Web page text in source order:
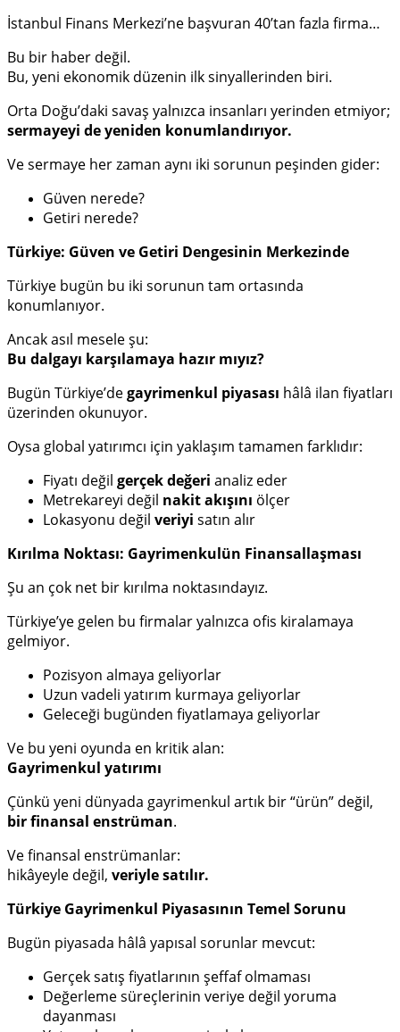
İstanbul Finans Merkezi’ne başvuran 40’tan fazla firma…
Bu bir haber değil.
Bu, yeni ekonomik düzenin ilk sinyallerinden biri.
Orta Doğu’daki savaş yalnızca insanları yerinden etmiyor;
sermayeyi de yeniden konumlandırıyor.
Ve sermaye her zaman aynı iki sorunun peşinden gider:
Güven nerede?
Getiri nerede?
Türkiye: Güven ve Getiri Dengesinin Merkezinde
Türkiye bugün bu iki sorunun tam ortasında
konumlanıyor.
Ancak asıl mesele şu:
Bu dalgayı karşılamaya hazır mıyız?
Bugün Türkiye’degayrimenkul piyasası hâlâ ilan fiyatları
üzerinden okunuyor.
Oysa global yatırımcı için yaklaşım tamamen farklıdır:
Fiyatı değil gerçek değeri analiz eder
Metrekareyi değil nakit akışını ölçer
Lokasyonu değil veriyi satın alır
Kırılma Noktası: Gayrimenkulün Finansallaşması
Şu an çok net bir kırılma noktasındayız.
Türkiye’ye gelen bu firmalar yalnızca ofis kiralamaya
gelmiyor.
Pozisyon almaya geliyorlar
Uzun vadeli yatırım kurmaya geliyorlar
Geleceği bugünden fiyatlamaya geliyorlar
Ve bu yeni oyunda en kritik alan:
Gayrimenkul yatırımı
Çünkü yeni dünyada gayrimenkul artık bir “ürün” değil,
bir finansal enstrüman.
Ve finansal enstrümanlar:
hikâyeyle değil, veriyle satılır.
Türkiye Gayrimenkul Piyasasının Temel Sorunu
Bugün piyasada hâlâ yapısal sorunlar mevcut:
Gerçek satış fiyatlarının şeffaf olmaması
Değerleme süreçlerinin veriye değil yoruma
dayanması